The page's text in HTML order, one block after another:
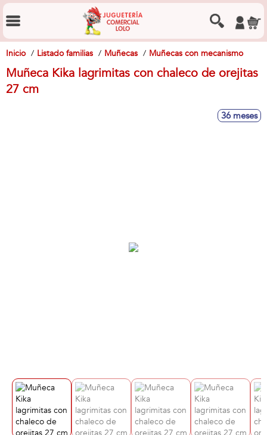
Inicio Listado familias Muñecas Muñecas con mecanismo
Muñeca Kika lagrimitas con chaleco de orejitas
27 cm
36 meses